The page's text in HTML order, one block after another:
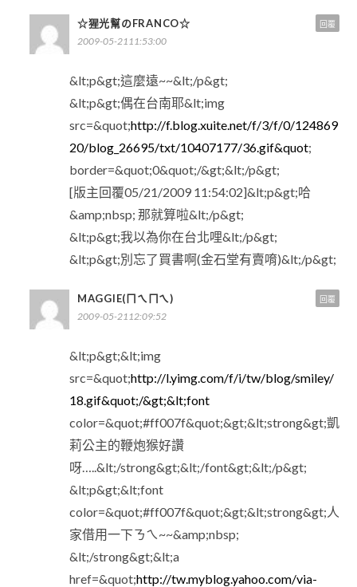
☆猩光幫のFRANCO☆
2009-05-2111:53:00
&lt;p&gt;這麼遠~~&lt;/p&gt;
&lt;p&gt;偶在台南耶&lt;img
src=&quot;http://f.blog.xuite.net/f/3/f/0/124869
20/blog_26695/txt/10407177/36.gif&quot;
border=&quot;0&quot;/&gt;&lt;/p&gt;
[版主回覆05/21/2009 11:54:02]&lt;p&gt;哈
&amp;nbsp; 那就算啦&lt;/p&gt;
&lt;p&gt;我以為你在台北哩&lt;/p&gt;
&lt;p&gt;別忘了買書啊(金石堂有賣唷)&lt;/p&gt;
回覆
MAGGIE(ㄇㄟㄇㄟ)
2009-05-2112:09:52
&lt;p&gt;&lt;img
src=&quot;http://l.yimg.com/f/i/tw/blog/smiley/
18.gif&quot;/&gt;&lt;font
color=&quot;#ff007f&quot;&gt;&lt;strong&gt;凱
莉公主的鞭炮猴好讚
呀…..&lt;/strong&gt;&lt;/font&gt;&lt;/p&gt;
&lt;p&gt;&lt;font
color=&quot;#ff007f&quot;&gt;&lt;strong&gt;人
家借用一下ㄋㄟ~~&amp;nbsp;
&lt;/strong&gt;&lt;a
href=&quot;http://tw.myblog.yahoo.com/via-
回覆